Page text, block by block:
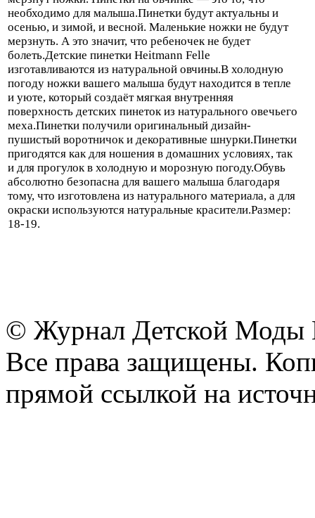
необходимо для малыша.Пинетки будут актуальны и
осенью, и зимой, и весной. Маленькие ножки не будут
мерзнуть. А это значит, что ребеночек не будет
болеть.Детские пинетки Heitmann Felle
изготавливаются из натуральной овчины.В холодную
погоду ножки вашего малыша будут находится в тепле
и уюте, который создаёт мягкая внутренняя
поверхность детских пинеток из натурального овечьего
меха.Пинетки получили оригинальный дизайн-
пушистый воротничок и декоративные шнурки.Пинетки
пригодятся как для ношения в домашних условиях, так
и для прогулок в холодную и морозную погоду.Обувь
абсолютно безопасна для вашего малыша благодаря
тому, что изготовлена из натурального материала, а для
окраски используются натуральные красители.Размер:
18-19.
© Журнал Детской Моды
Все права защищены.
прямой ссылкой на